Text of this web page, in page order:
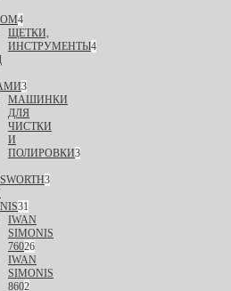
4
ЩЕТКИ,
ИНСТРУМЕНТЫ4
3
МАШИНКИ
ДЛЯ
ЧИСТКИ
И
ПОЛИРОВКИ3
3
31
IWAN
SIMONIS
76026
IWAN
SIMONIS
8602